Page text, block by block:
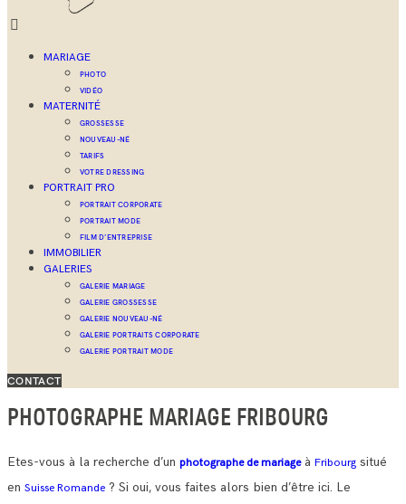
MARIAGE
PHOTO
VIDÉO
MATERNITÉ
GROSSESSE
NOUVEAU-NÉ
TARIFS
VOTRE DRESSING
PORTRAIT PRO
PORTRAIT CORPORATE
PORTRAIT MODE
FILM D’ENTREPRISE
IMMOBILIER
GALERIES
GALERIE MARIAGE
GALERIE GROSSESSE
GALERIE NOUVEAU-NÉ
GALERIE PORTRAITS CORPORATE
GALERIE PORTRAIT MODE
CONTACT
PHOTOGRAPHE MARIAGE FRIBOURG
Etes-vous à la recherche d’un photographe de mariageà Fribourg situé
en Suisse Romande ? Si oui, vous faites alors bien d’être ici. Le